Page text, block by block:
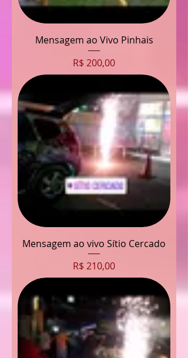
Mensagem ao Vivo Pinhais
Preço
R$ 200,00
Mensagem ao vivo Sítio Cercado
Preço
R$ 210,00